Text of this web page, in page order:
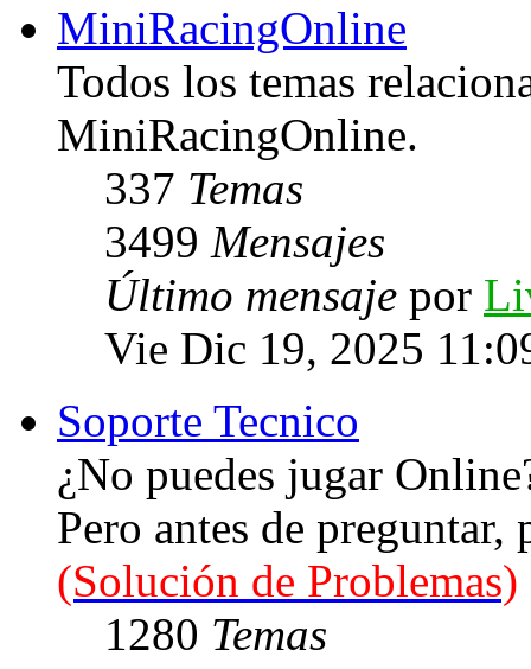
MiniRacingOnline
Todos los temas
MiniRacingOnline.
337 Temas
3499 Mensajes
Último mensaje por
Vie Dic 19, 2025
Soporte Tecnico
¿No puedes jugar
Pero antes de
(Solución de Problemas)
1280 Temas